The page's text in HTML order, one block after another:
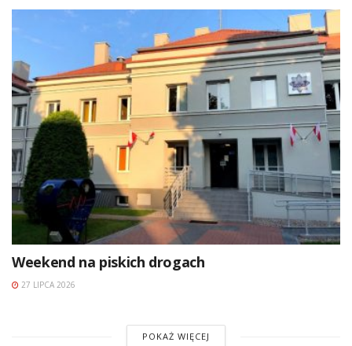
Weekend na piskich drogach
27 LIPCA 2026
POKAŻ WIĘCEJ